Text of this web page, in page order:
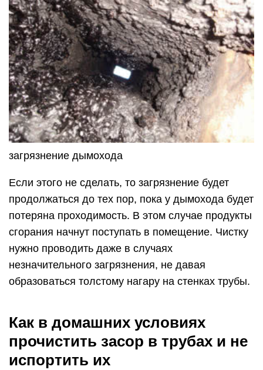
загрязнение дымохода
Если этого не сделать, то загрязнение будет
продолжаться до тех пор, пока у дымохода будет
потеряна проходимость. В этом случае продукты
сгорания начнут поступать в помещение. Чистку
нужно проводить даже в случаях
незначительного загрязнения, не давая
образоваться толстому нагару на стенках трубы.
Как в домашних условиях
прочистить засор в трубах и не
испортить их